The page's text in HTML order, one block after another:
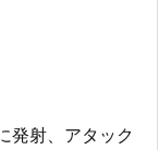
発射、アタック